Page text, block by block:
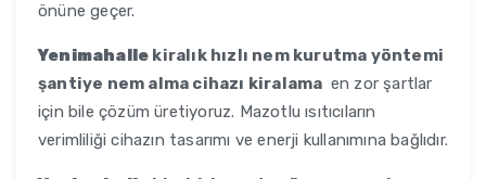
önüne geçer.
Yenimahalle kiralık hızlı nem kurutma yöntemi
şantiye nem alma cihazı kiralama en zor şartlar
için bile çözüm üretiyoruz. Mazotlu ısıtıcıların
verimliliği cihazın tasarımı ve enerji kullanımına bağlıdır.